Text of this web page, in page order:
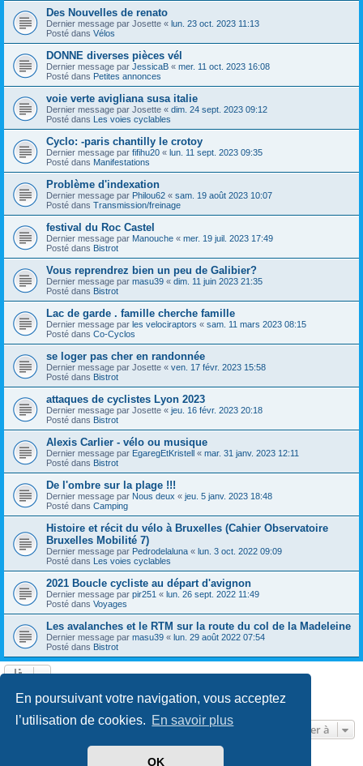
En poursuivant votre navigation, vous acceptez
l’utilisation de cookies. En savoir plus
OK
Des Nouvelles de renato
Dernier message par Josette « lun. 23 oct. 2023 11:13
Posté dans Vélos
DONNE diverses pièces vél
Dernier message par JessicaB « mer. 11 oct. 2023 16:08
Posté dans Petites annonces
voie verte avigliana susa italie
Dernier message par Josette « dim. 24 sept. 2023 09:12
Posté dans Les voies cyclables
Cyclo: -paris chantilly le crotoy
Dernier message par fifihu20 « lun. 11 sept. 2023 09:35
Posté dans Manifestations
Problème d'indexation
Dernier message par Philou62 « sam. 19 août 2023 10:07
Posté dans Transmission/freinage
festival du Roc Castel
Dernier message par Manouche « mer. 19 juil. 2023 17:49
Posté dans Bistrot
Vous reprendrez bien un peu de Galibier?
Dernier message par masu39 « dim. 11 juin 2023 21:35
Posté dans Bistrot
Lac de garde . famille cherche famille
Dernier message par les velociraptors « sam. 11 mars 2023 08:15
Posté dans Co-Cyclos
se loger pas cher en randonnée
Dernier message par Josette « ven. 17 févr. 2023 15:58
Posté dans Bistrot
attaques de cyclistes Lyon 2023
Dernier message par Josette « jeu. 16 févr. 2023 20:18
Posté dans Bistrot
Alexis Carlier - vélo ou musique
Dernier message par EgaregEtKristell « mar. 31 janv. 2023 12:11
Posté dans Bistrot
De l'ombre sur la plage !!!
Dernier message par Nous deux « jeu. 5 janv. 2023 18:48
Posté dans Camping
Histoire et récit du vélo à Bruxelles (Cahier Observatoire
Bruxelles Mobilité 7)
Dernier message par Pedrodelaluna « lun. 3 oct. 2022 09:09
Posté dans Les voies cyclables
2021 Boucle cycliste au départ d'avignon
Dernier message par pir251 « lun. 26 sept. 2022 11:49
Posté dans Voyages
Les avalanches et le RTM sur la route du col de la Madeleine
Dernier message par masu39 « lun. 29 août 2022 07:54
Posté dans Bistrot
604 résultats trouvés Page1sur13
1 2 3 4 5 … 13
Aller à
phpBB ® Forum Software © phpBB Limited